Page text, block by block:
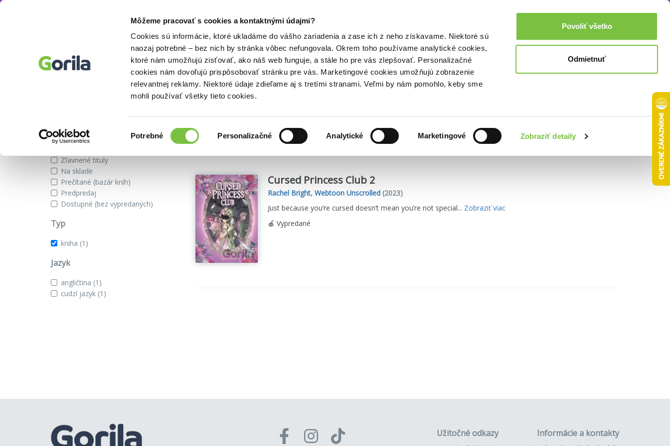
Môžeme pracovať s cookies a kontaktnými údajmi?
Cookies sú informácie, ktoré ukladáme do vášho zariadenia a zase ich z neho získavame. Niektoré sú
naozaj potrebné – bez nich by stránka vôbec nefungovala. Okrem toho používame analytické cookies,
ktoré nám umožňujú zisťovať, ako náš web funguje, a stále ho pre vás zlepšovať. Personalizačné
cookies nám dovoľujú prispôsobovať stránku pre vás. Marketingové cookies umožňujú zobrazenie
relevantnej reklamy. Niektoré údaje zdieľame aj s tretími stranami. Veľmi by nám pomohlo, keby sme
mohli používať všetky tieto cookies.
súhlasu
Potrebné Personalizačné Analytické Marketingové Zobraziť detaily
Povoliť všetko
Odmietnuť
Doplnky Prihlásenie 0,00€
Webtoon Unscrolled Akcie a zľavy
Knihy od autora Rachel Bright od vydavateľstva Webtoon Unscrolled
Zobraziť iba
Zľavnené tituly
Na sklade
Prečítané (bazár kníh)
Predpredaj
Dostupné (bez vypredaných)
Typ
kniha (1)
Jazyk
angličtina (1)
cudzí jazyk (1)
Našli sme Zoradiť podľa:
Cursed Princess Club 2
Rachel Bright, Webtoon Unscrolled(2023)
Just because you’re cursed doesn’t mean you’re not special... Zobraziť viac
🍎 Vypredané
Užitočné odkazy Informácie a kontakty